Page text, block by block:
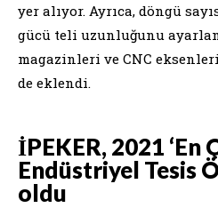
yer alıyor. Ayrıca, döngü
gücü teli uzunluğunu
magazinleri ve CNC
de eklendi.
İPEKER, 2021 ‘En
Endüstriyel Tesis
oldu